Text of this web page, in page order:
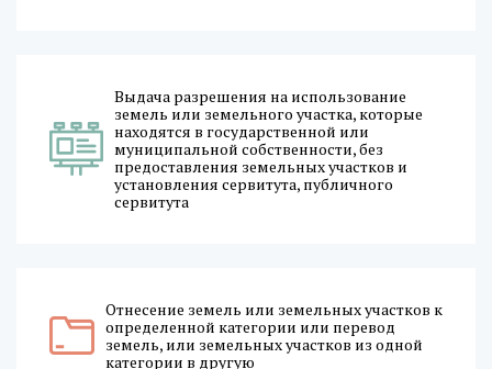
Выдача разрешения на использование
земель или земельного участка, которые
находятся в государственной или
муниципальной собственности, без
предоставления земельных участков и
установления сервитута, публичного
сервитута
Отнесение земель или земельных участков к
определенной категории или перевод
земель, или земельных участков из одной
категории в другую